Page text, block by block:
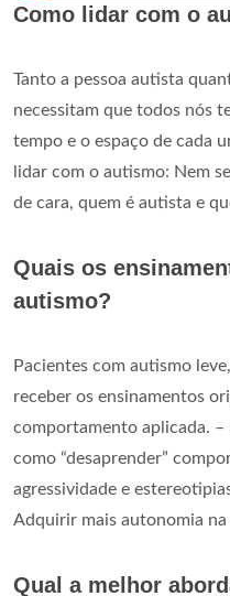
Como lidar com o
Tanto a pessoa autista
necessitam que todos nós
tempo e o espaço de cada
lidar com o autismo: Nem
de cara, quem é autista e
Quais os
autismo?
Pacientes com autismo
receber os ensinamentos
comportamento aplicada. –
como “desaprender”
agressividade e
Adquirir mais autonomia na
Qual a melhor